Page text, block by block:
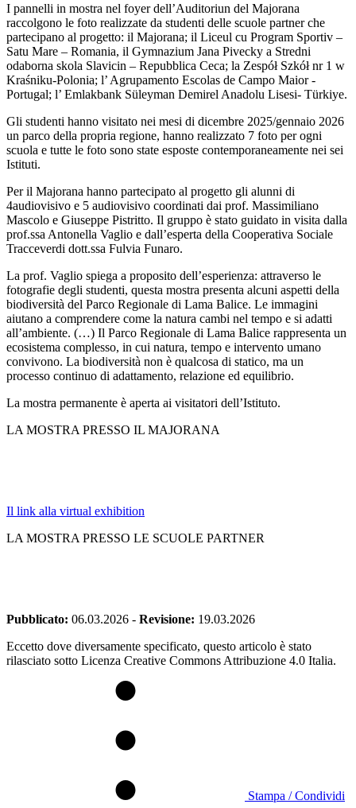
I pannelli in mostra nel foyer dell’Auditoriun del Majorana
raccolgono le foto realizzate da studenti delle scuole partner che
partecipano al progetto: il Majorana; il Liceul cu Program Sportiv –
Satu Mare – Romania, il Gymnazium Jana Pivecky a Stredni
odaborna skola Slavicin – Repubblica Ceca; la Zespół Szkół nr 1 w
Kraśniku-Polonia; l’ Agrupamento Escolas de Campo Maior -
Portugal; l’ Emlakbank Süleyman Demirel Anadolu Lisesi- Türkiye.
Gli studenti hanno visitato nei mesi di dicembre 2025/gennaio 2026
un parco della propria regione, hanno realizzato 7 foto per ogni
scuola e tutte le foto sono state esposte contemporaneamente nei sei
Istituti.
Per il Majorana hanno partecipato al progetto gli alunni di
4audiovisivo e 5 audiovisivo coordinati dai prof. Massimiliano
Mascolo e Giuseppe Pistritto. Il gruppo è stato guidato in visita dalla
prof.ssa Antonella Vaglio e dall’esperta della Cooperativa Sociale
Tracceverdi dott.ssa Fulvia Funaro.
La prof. Vaglio spiega a proposito dell’esperienza: attraverso le
fotografie degli studenti, questa mostra presenta alcuni aspetti della
biodiversità del Parco Regionale di Lama Balice. Le immagini
aiutano a comprendere come la natura cambi nel tempo e si adatti
all’ambiente. (…) Il Parco Regionale di Lama Balice rappresenta un
ecosistema complesso, in cui natura, tempo e intervento umano
convivono. La biodiversità non è qualcosa di statico, ma un
processo continuo di adattamento, relazione ed equilibrio.
La mostra permanente è aperta ai visitatori dell’Istituto.
LA MOSTRA PRESSO IL MAJORANA
Il link alla virtual exhibition
LA MOSTRA PRESSO LE SCUOLE PARTNER
Pubblicato: 06.03.2026 - Revisione: 19.03.2026
Eccetto dove diversamente specificato, questo articolo è stato
rilasciato sotto Licenza Creative Commons Attribuzione 4.0 Italia.
Stampa / Condividi